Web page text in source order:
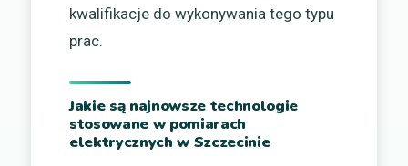
kwalifikacje do wykonywania tego typu
prac.
Jakie są najnowsze technologie
stosowane w pomiarach
elektrycznych w Szczecinie